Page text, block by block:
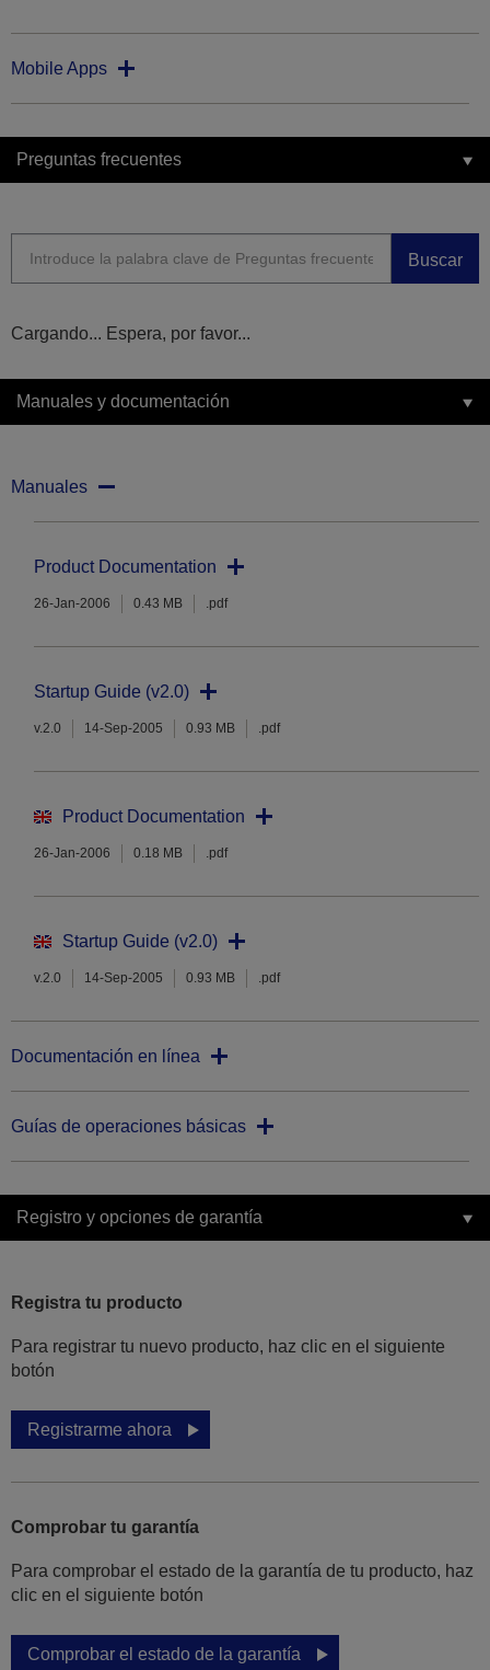
Mobile Apps
Preguntas frecuentes
Buscar
Cargando... Espera, por favor...
Manuales y documentación
Manuales
Product Documentation
26-Jan-2006 0.43 MB .pdf
Startup Guide (v2.0)
v.2.0 14-Sep-2005 0.93 MB .pdf
Product Documentation
26-Jan-2006 0.18 MB .pdf
Startup Guide (v2.0)
v.2.0 14-Sep-2005 0.93 MB .pdf
Documentación en línea
Guías de operaciones básicas
Registro y opciones de garantía
Registra tu producto
Para registrar tu nuevo producto, haz clic en el siguiente
botón
Registrarme ahora
Comprobar tu garantía
Para comprobar el estado de la garantía de tu producto, haz
clic en el siguiente botón
Comprobar el estado de la garantía